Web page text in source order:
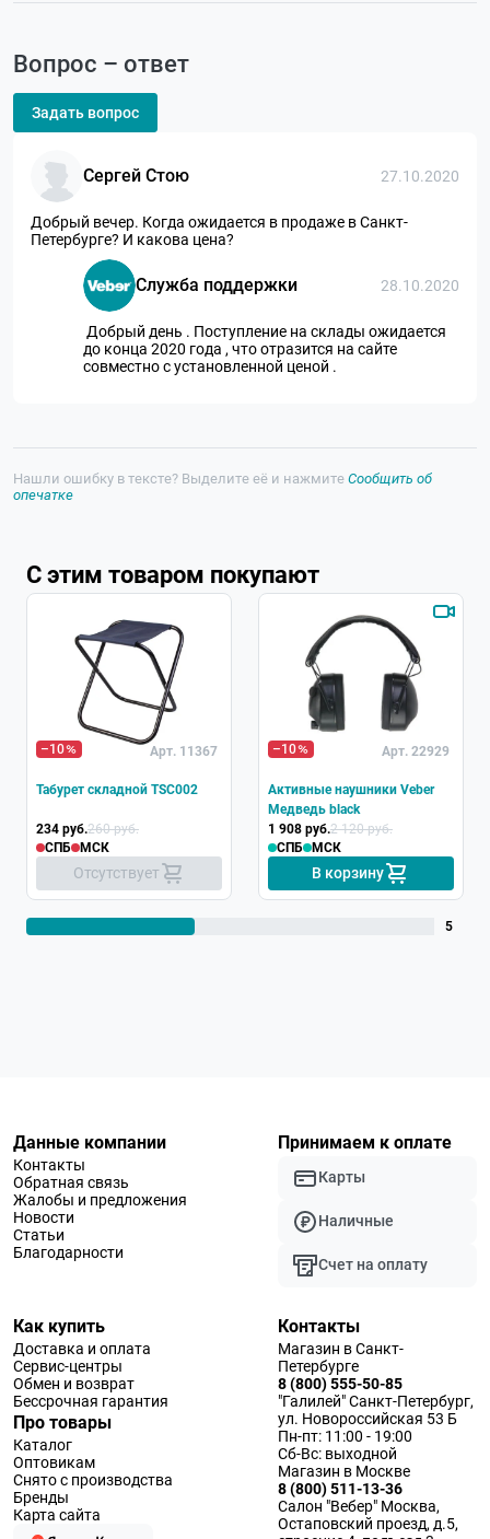
Вопрос – ответ
Задать вопрос
Сергей Стою 27.10.2020
Добрый вечер. Когда ожидается в продаже в Санкт-
Петербурге? И какова цена?
Служба поддержки 28.10.2020
Добрый день . Поступление на склады ожидается
до конца 2020 года , что отразится на сайте
совместно с установленной ценой .
Нашли ошибку в тексте? Выделите её и нажмите Сообщить об
опечатке
С этим товаром покупают
–10 Арт. 11367
Табурет складной TSC002
234 руб.260 руб.
СПБ
МСК
Отсутствует
–10
Арт. 22929
Активные наушники Veber
Медведь black
1 908 руб.2 120 руб.
СПБ
МСК
В корзину
5
Данные компании
Контакты
Обратная связь
Жалобы и предложения
Новости
Статьи
Благодарности
Принимаем к оплате
Карты
Наличные
Счет на оплату
Как купить
Доставка и оплата
Сервис-центры
Обмен и возврат
Бессрочная гарантия
Про товары
Каталог
Оптовикам
Снято с производства
Бренды
Карта сайта
Контакты
Магазин в Санкт-
Петербурге
8 (800) 555-50-85
"Галилей" Санкт-Петербург,
ул. Новороссийская 53 Б
Пн-пт: 11:00 - 19:00
Сб-Вс: выходной
Магазин в Москве
8 (800) 511-13-36
Салон "Вебер" Москва,
Остаповский проезд, д.5,